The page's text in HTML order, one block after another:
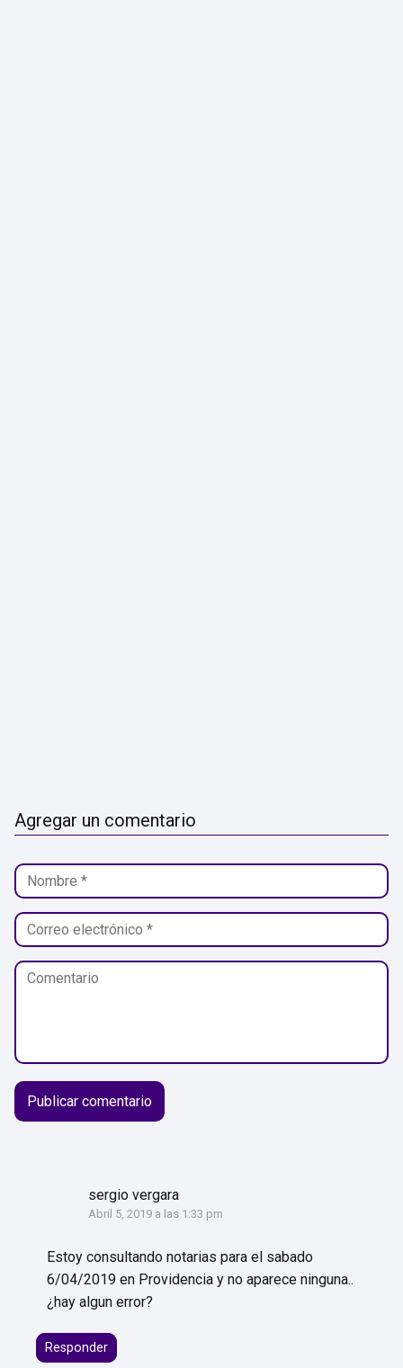
sergio vergara
Abril 5, 2019 a las 1:33 pm
Estoy consultando notarias para el sabado
6/04/2019 en Providencia y no aparece ninguna..
¿hay algun error?
Responder
Agregar un comentario